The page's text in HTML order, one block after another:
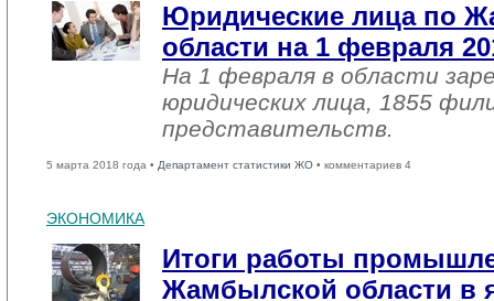
Юридические лица по
области на 1 февраля
На 1 февраля в области
юридических лица, 1855
представительств.
5 марта 2018 года • Департамент статистики ЖО • комментариев 4
ЭКОНОМИКА
Итоги работы
Жамбылской области в